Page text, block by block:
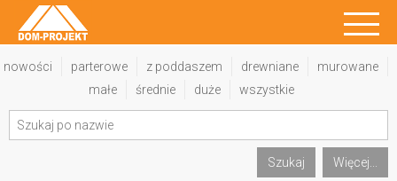
nowości parterowe z poddaszem drewniane
murowane
małe
średnie duże wszystkie
Szukaj Więcej...